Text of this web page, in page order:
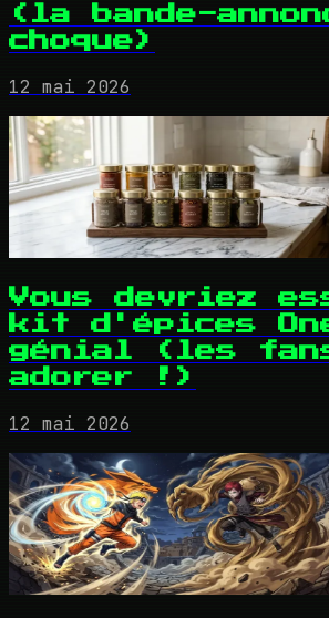
(la bande-
choque)
12 mai 2026
Vous devriez
kit d'épices
génial (les
adorer !)
12 mai 2026